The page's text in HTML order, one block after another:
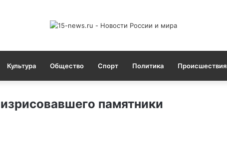
Культура Общество Спорт Политика Происшествия
памятники